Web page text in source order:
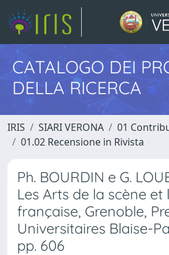
CATALOGO DEI
DELLA RICERCA
IRIS SIARI VERONA
01
01.02 Recensione in Rivista
Ph. BOURDIN e G.
Les Arts de la scène et
française, Grenoble,
Universitaires Blaise-
pp. 606